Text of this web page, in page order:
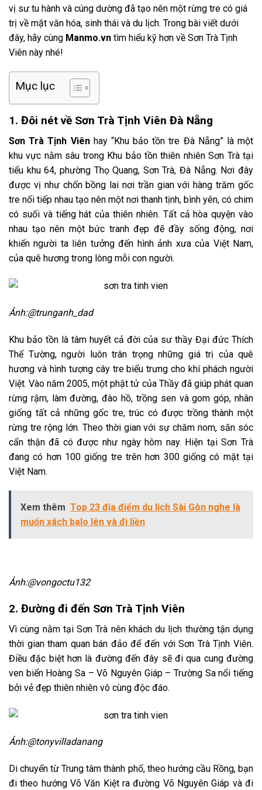
vị sư tu hành và cúng dường đã tạo nên một rừng tre có giá
trị về mặt văn hóa, sinh thái và du lịch. Trong bài viết dưới
đây, hãy cùng Manmo.vn tìm hiểu kỹ hơn về Sơn Trà Tịnh
Viên này nhé!
Mục lục
1. Đôi nét về Sơn Trà Tịnh Viên Đà Nẵng
Sơn Trà Tịnh Viênhay “Khu bảo tồn tre Đà Nẵng” là một
khu vực nằm sâu trong Khu bảo tồn thiên nhiên Sơn Trà tại
tiểu khu 64, phường Thọ Quang, Sơn Trà, Đà Nẵng. Nơi đây
được vị như chốn bồng lai nơi trần gian với hàng trăm gốc
tre nối tiếp nhau tạo nên một nơi thanh tịnh, bình yên, có chim
có suối và tiếng hát của thiên nhiên. Tất cả hòa quyện vào
nhau tạo nên một bức tranh đẹp đẽ đầy sống động, nơi
khiến người ta liên tưởng đến hình ảnh xưa của Việt Nam,
của quê hương trong lòng mỗi con người.
Ảnh:@trunganh_dad
Khu bảo tồn là tâm huyết cả đời của sư thầy Đại đức Thích
Thế Tường, người luôn trân trọng những giá trị của quê
hương và hình tượng cây tre biểu trưng cho khí phách người
Việt. Vào năm 2005, một phật tử của Thầy đã giúp phát quan
rừng rậm, làm đường, đào hồ, trồng sen và gom góp, nhân
giống tất cả những gốc tre, trúc có được trồng thành một
rừng tre rộng lớn. Theo thời gian với sự chăm nom, săn sóc
cẩn thận đã có được như ngày hôm nay. Hiện tại Sơn Trà
đang có hơn 100 giống tre trên hơn 300 giống có mặt tại
Việt Nam.
Xem thêm Top 23 địa điểm du lịch Sài Gòn nghe là
muốn xách balo lên và đi liền
Ảnh:@vongoctu132
2. Đường đi đến Sơn Trà Tịnh Viên
Vì cùng nằm tại Sơn Trà nên khách du lịch thường tận dụng
thời gian tham quan bán đảo để đến với Sơn Trà Tịnh Viên.
Điều đặc biệt hơn là đường đến đây sẽ đi qua cung đường
ven biển Hoàng Sa – Võ Nguyên Giáp – Trường Sa nổi tiếng
bởi vẻ đẹp thiên nhiên vô cùng độc đáo.
Ảnh:@tonyvilladanang
Di chuyển từ Trung tâm thành phố, theo hướng cầu Rồng, bạn
đi theo hướng Võ Văn Kiệt ra đường Võ Nguyên Giáp và đi